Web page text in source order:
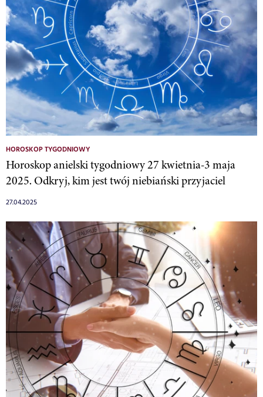
HOROSKOP TYGODNIOWY
Horoskop anielski tygodniowy 27 kwietnia-3 maja
2025. Odkryj, kim jest twój niebiański przyjaciel
27.04.2025